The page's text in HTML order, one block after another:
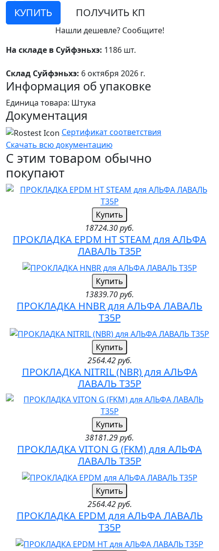
КУПИТЬ ПОЛУЧИТЬ КП
Нашли дешевле? Сообщите!
На складе в Суйфэньхэ: 1186 шт.
Склад Суйфэньхэ: 6 октября 2026 г.
Информация об упаковке
Единица товара: Штука
Документация
Сертификат соответствия
Скачать всю документацию
С этим товаром обычно
покупают
Купить
18724.30 руб.
ПРОКЛАДКА EPDM HT STEAM для АЛЬФА
ЛАВАЛЬ T35P
Купить
13839.70 руб.
ПРОКЛАДКА HNBR для АЛЬФА ЛАВАЛЬ
T35P
Купить
2564.42 руб.
ПРОКЛАДКА NITRIL (NBR) для АЛЬФА
ЛАВАЛЬ T35P
Купить
38181.29 руб.
ПРОКЛАДКА VITON G (FKM) для АЛЬФА
ЛАВАЛЬ T35P
Купить
2564.42 руб.
ПРОКЛАДКА EPDM для АЛЬФА ЛАВАЛЬ
T35P